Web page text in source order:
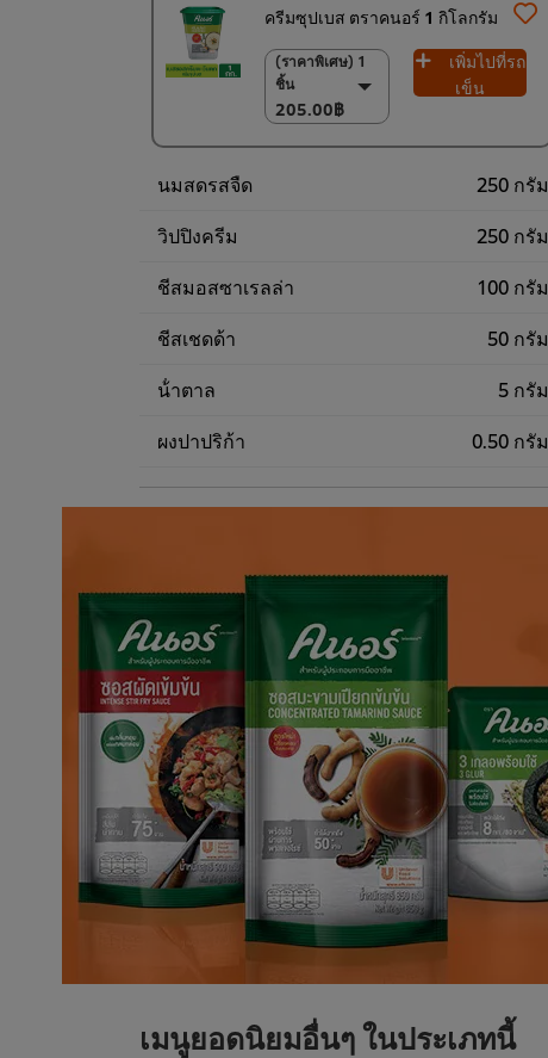
ครีมซุปเบส ตราคนอร์ 1 กิโลกรัม
(ราคาพิเศษ) 1
ชิ้น
205.00฿
(ราคาพิเศษ) 1 ชิ้น
205.00฿
6 x 1 กก.
เพิ่มไปที่รถ
เข็น
นมสดรสจืด
250 กรัม
วิปปิงครีม
250 กรัม
ชีสมอสซาเรลล่า
100 กรัม
ชีสเชดด้า
50 กรัม
น้ําตาล
5 กรัม
ผงปาปริก้า
0.50 กรัม
เมนูยอดนิยมอื่นๆ ในประเภทนี้